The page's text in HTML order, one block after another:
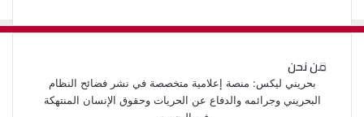
من نحن
بحريني ليكس: منصة إعلامية متخصصة في نشر فضائح النظام
البحريني وجرائمه والدفاع عن الحريات وحقوق الإنسان المنتهكة